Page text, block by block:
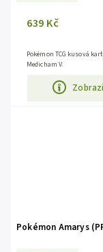
639 Kč
Pokémon TCG kusová
Medicham V.
Pokémon Amarys